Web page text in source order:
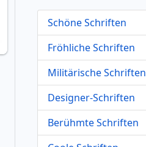
Schöne Schriften
Fröhliche Schriften
Militärische Schriften
Designer-Schriften
Berühmte Schriften